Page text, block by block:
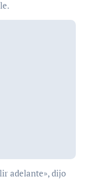
adelante», dijo